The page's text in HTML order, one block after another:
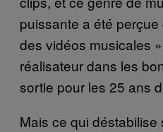
puissante a été
des vidéos musicales
réalisateur dans les
sortie pour les 25 ans
Mais ce qui